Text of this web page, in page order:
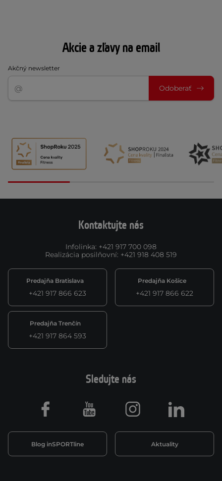
Akcie a zľavy na email
Akčný newsletter
Odoberať
Kontaktujte nás
Infolinka: +421 917 700 098
Realizácia posilňovní: +421 918 408 519
Predajňa Bratislava
+421 917 866 623
Predajňa Košice
+421 917 866 622
Predajňa Trenčín
+421 917 864 593
Sledujte nás
Blog inSPORTline Aktuality
Facebook Youtube Instagram LinkedIn